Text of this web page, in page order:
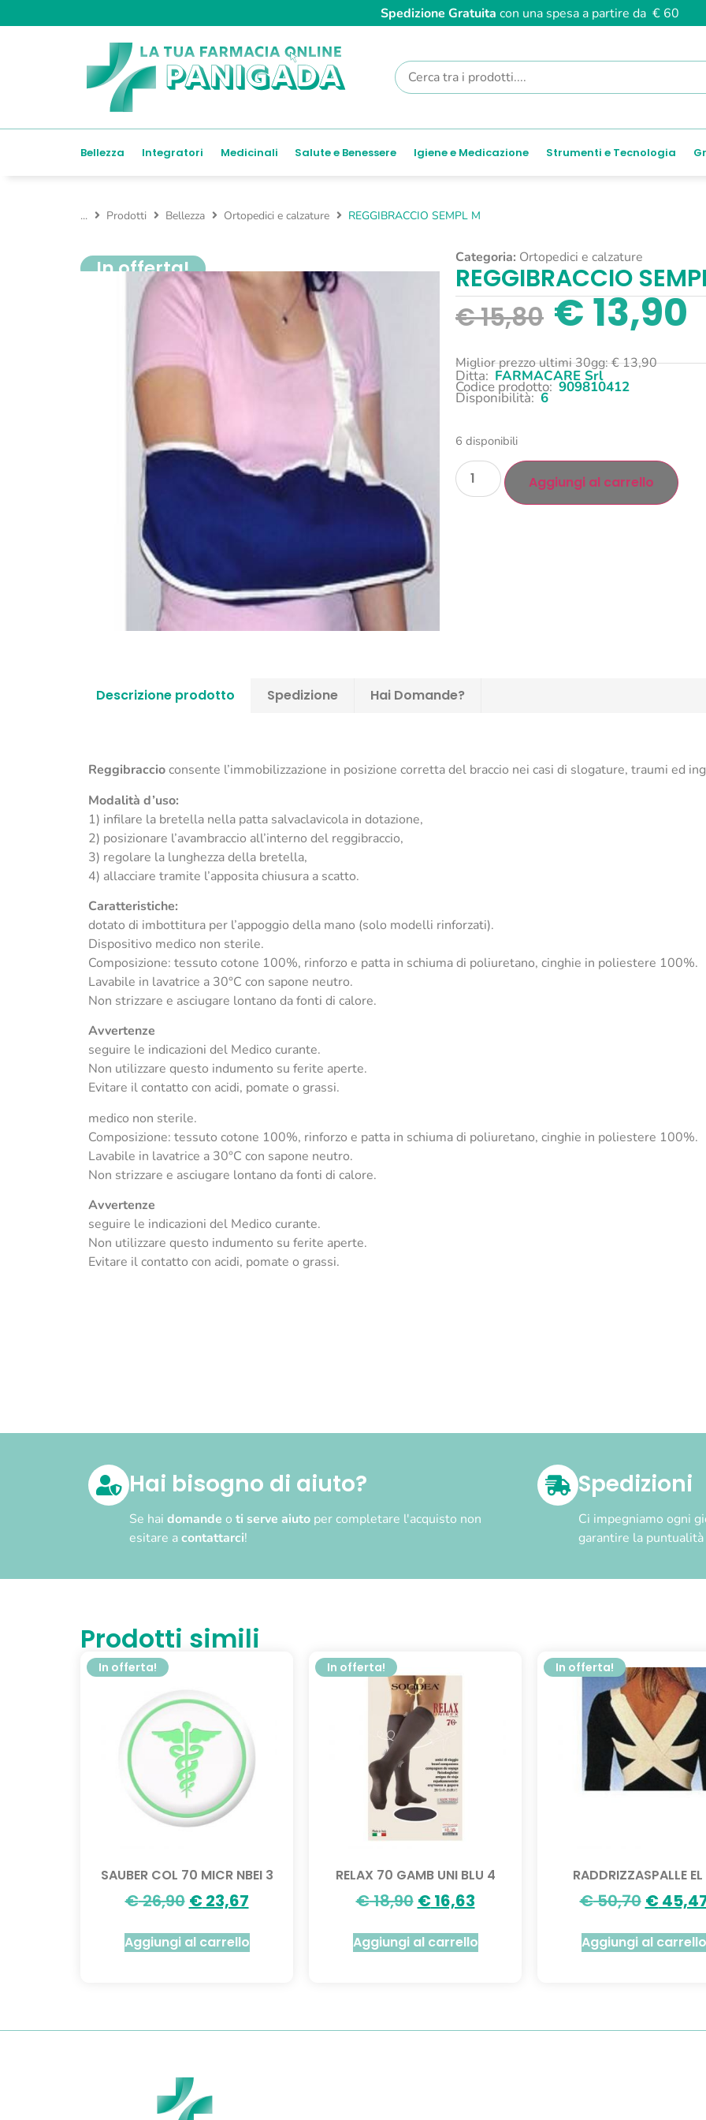
Spedizione Gratuita con una spesa a partire da € 60
Bellezza Integratori Medicinali Salute e Benessere Igiene e Medicazione Strumenti e Tecnologia
... Prodotti Bellezza Ortopedici e calzature REGGIBRACCIO SEMPL M
In offerta! Categoria: Ortopedici e calzature
REGGIBRACCIO
€15,80 €13,90
Miglior prezzo ultimi 30gg:€13,90
Ditta: FARMACARE Srl
Codice prodotto: 909810412
Disponibilità: 6
6 disponibili
Aggiungi al carrello
Descrizione prodotto Spedizione Hai Domande?
Reggibraccioconsente l’immobilizzazione in posizione corretta del braccio nei casi di slogature, traumi ed
Modalità d’uso:
1) infilare la bretella nella patta salvaclavicola in dotazione,
2) posizionare l’avambraccio all’interno del reggibraccio,
3) regolare la lunghezza della bretella,
4) allacciare tramite l’apposita chiusura a scatto.
Caratteristiche:
dotato di imbottitura per l’appoggio della mano (solo modelli rinforzati).
Dispositivo medico non sterile.
Composizione: tessuto cotone 100%, rinforzo e patta in schiuma di poliuretano, cinghie in poliestere 100%.
Lavabile in lavatrice a 30°C con sapone neutro.
Non strizzare e asciugare lontano da fonti di calore.
Avvertenze
seguire le indicazioni del Medico curante.
Non utilizzare questo indumento su ferite aperte.
Evitare il contatto con acidi, pomate o grassi.
medico non sterile.
Composizione: tessuto cotone 100%, rinforzo e patta in schiuma di poliuretano, cinghie in poliestere 100%.
Lavabile in lavatrice a 30°C con sapone neutro.
Non strizzare e asciugare lontano da fonti di calore.
Avvertenze
seguire le indicazioni del Medico curante.
Non utilizzare questo indumento su ferite aperte.
Evitare il contatto con acidi, pomate o grassi.
Hai bisogno di aiuto?
Se hai domande o ti serve aiuto per completare l'acquisto non
esitare acontattarci!
Spedizioni
Ci impegniamo ogni
garantire la
Prodotti simili
In offerta!
SAUBER COL 70 MICR NBEI 3
€26,90 €23,67
Aggiungi al carrello
In offerta!
RELAX 70 GAMB UNI BLU 4
€18,90 €16,63
Aggiungi al carrello
In offerta!
RADDRIZZASPALLE
€50,70 €
Aggiungi al carrello